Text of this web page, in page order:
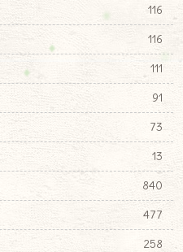
116
116
111
91
73
13
840
477
258